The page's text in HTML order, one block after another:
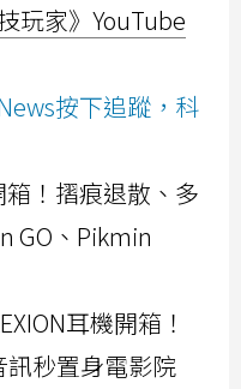
玩家》YouTube
按下追蹤，科
箱！摺痕退散、多
GO、Pikmin
耳機開箱！
秒置身電影院